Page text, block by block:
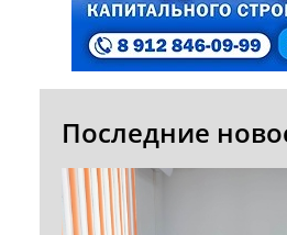
Последние